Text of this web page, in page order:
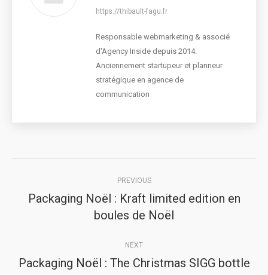
https://thibault-fagu.fr
Responsable webmarketing & associé
d'Agency Inside depuis 2014.
Anciennement startupeur et planneur
stratégique en agence de
communication
navigation
PREVIOUS
Previous
post:
Packaging Noël : Kraft limited edition en
boules de Noël
NEXT
Next
Packaging Noël : The Christmas SIGG bottle